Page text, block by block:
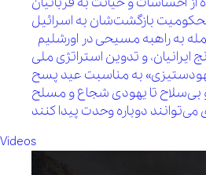
محکومیت بازگشت‌شان به اسرائیل
به راهبه مسیحی در اورشلیم
ایرانیان، و تدوین استراتژی ملی
یهودستیزی» به مناسبت عید پسح
Videos